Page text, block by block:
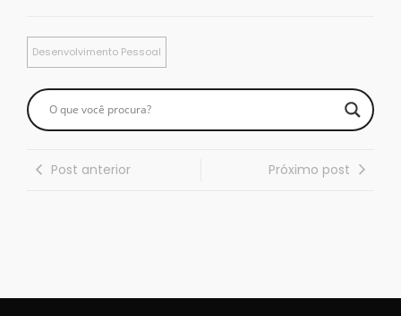
Desenvolvimento Pessoal
Post anterior Próximo post